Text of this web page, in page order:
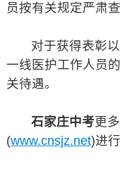
员按有关规定严肃查
对于获得表彰以
一线医护工作人员
关待遇。
石家庄中考更
(www.cnsjz.net)进